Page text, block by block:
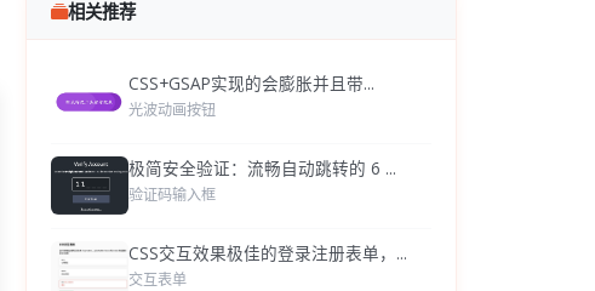
相关推荐
CSS+GSAP实现的会膨胀并且带...
光波动画按钮
极简安全验证：流畅自动跳转的 6 ...
验证码输入框
CSS交互效果极佳的登录注册表单，...
交互表单